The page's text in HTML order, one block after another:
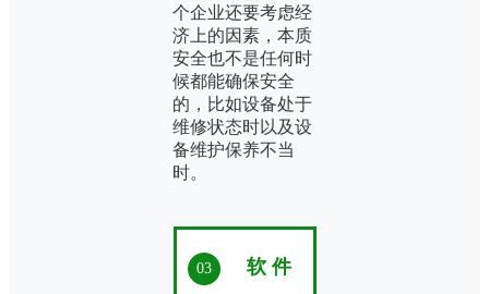
个企业还要考虑经
济上的因素，本质
安全也不是任何时
候都能确保安全
的，比如设备处于
维修状态时以及设
备维护保养不当
时。
03 软 件